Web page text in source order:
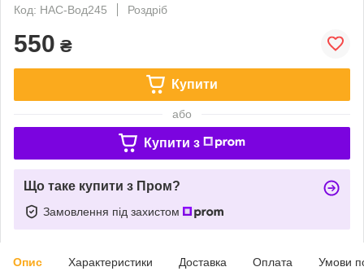
Код: НАС-Вод245
Роздріб
550 ₴
Купити
або
Купити з
Що таке купити з Пром?
Замовлення під захистом
Опис Характеристики Доставка Оплата Умови